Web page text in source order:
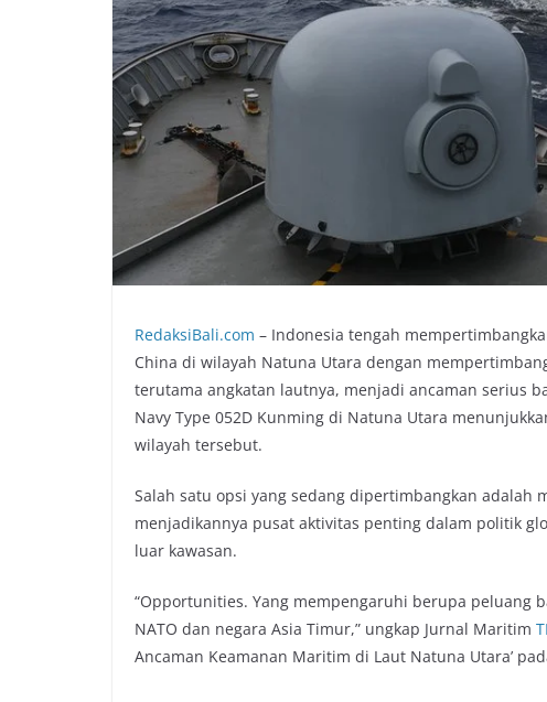
RedaksiBali.com – Indonesia tengah
China di wilayah Natuna Utara dengan
terutama angkatan lautnya, menjadi ancaman serius
Navy Type 052D Kunming di Natuna Utara
wilayah tersebut.
Salah satu opsi yang sedang dipertimbangkan adalah
menjadikannya pusat aktivitas penting dalam politik
luar kawasan.
“Opportunities. Yang mempengaruhi berupa peluang
NATO dan negara Asia Timur,” ungkap Jurnal Maritim
Ancaman Keamanan Maritim di Laut Natuna Utara’